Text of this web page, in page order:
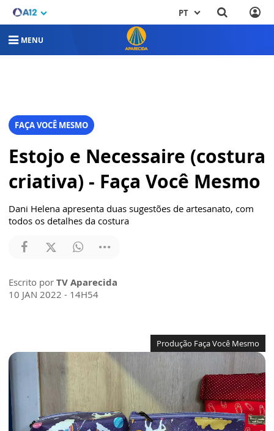
PT
MENU
FAÇA VOCÊ MESMO
Estojo e Necessaire (costura
criativa) - Faça Você Mesmo
Dani Helena apresenta duas sugestões de artesanato, com
todos os detalhes da costura
Escrito por TV Aparecida
10 JAN 2022 - 14H54
Produção Faça Você Mesmo